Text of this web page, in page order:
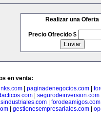
Realizar una Oferta
Precio Ofrecido $
en venta:
| paginadenegocios.com|
| segurodeinversion.com
| forodeamigos.com
| gestionesempresariales.com|